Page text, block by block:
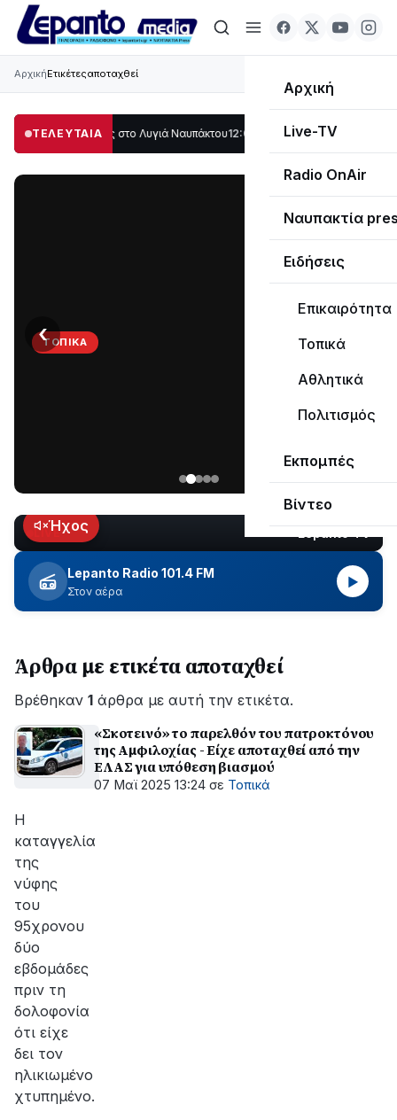
Αρχική
Live-TV
Radio OnAir
Ναυπακτία
Ειδήσεις
Επικαιρότητα
Τοπικά
Αθλητικά
Πολιτισμός
Εκπομπές
Βίντεο
ΑρχικήΕτικέτεςαποταχθεί
ΤΕΛΕΥΤΑΙΑ
μέρος στο Λυγιά Ναυπάκτου12:08 Σε τροχιά υλοποίησης η Παράκαμψη
ΤΟΠΙΚΆ
Ναυπάκτου
εδώ
και
περίπου
δύο
ώρες
εξέλιξη
οι
εργασίες
ΔΕΔΔΗΕ
για
την
βλάβης
‹
LIVEΉχος
Lepanto Radio 101.4 FM
Στον αέρα
▶
Άρθρα με ετικέτα αποταχθεί
Βρέθηκαν 1 άρθρα με αυτή την ετικέτα.
«Σκοτεινό» το παρελθόν του πατροκτόνου
της Αμφιλοχίας - Είχε αποταχθεί από την
ΕΛΑΣ για υπόθεση βιασμού
07 Μαϊ 2025 13:24 σε Τοπικά
Η
καταγγελία
της
νύφης
του
95χρονου
δύο
εβδομάδες
πριν τη
δολοφονία
ότι είχε
δει τον
ηλικιωμένο
χτυπημένο.